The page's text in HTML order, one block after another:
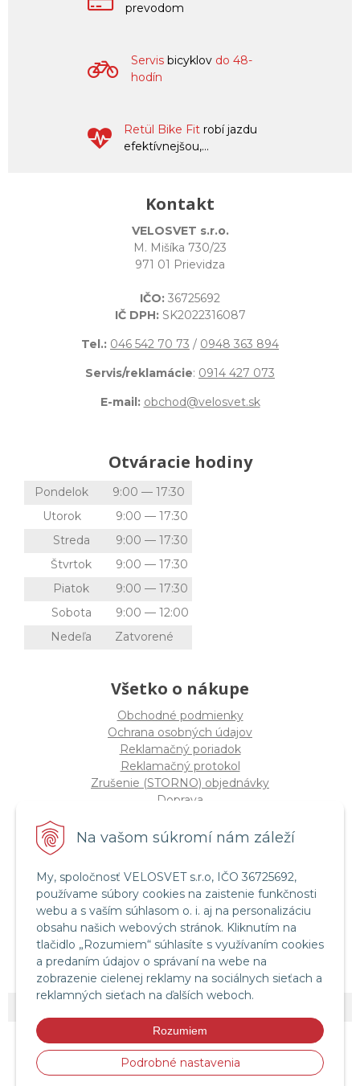
Na vašom súkromí nám záleží
My, spoločnosť VELOSVET s.r.o, IČO 36725692,
používame súbory cookies na zaistenie funkčnosti
webu a s vaším súhlasom o. i. aj na personalizáciu
obsahu našich webových stránok. Kliknutím na
tlačidlo „Rozumiem“ súhlasíte s využívaním cookies
a predaním údajov o správaní na webe na
zobrazenie cielenej reklamy na sociálnych sieťach a
reklamných sieťach na ďalších weboch.
Rozumiem
Podrobné nastavenia
prevodom
Servis bicyklov do 48-
hodín
Retül Bike Fit robí jazdu
efektívnejšou,...
Kontakt
VELOSVET s.r.o.
M. Mišíka 730/23
971 01 Prievidza
IČO: 36725692
IČ DPH: SK2022316087
Tel.: 046 542 70 73 / 0948 363 894
Servis/reklamácie: 0914 427 073
E-mail: obchod@velosvet.sk
Otváracie hodiny
Pondelok
9:00 — 17:30
Utorok
9:00 — 17:30
Streda
9:00 — 17:30
Štvrtok
9:00 — 17:30
Piatok
9:00 — 17:30
Sobota
9:00 — 12:00
Nedeľa
Zatvorené
Všetko o nákupe
Obchodné podmienky
Ochrana osobných údajov
Reklamačný poriadok
Reklamačný protokol
Zrušenie (STORNO) objednávky
Doprava
Štatút súťaže "Vianoce 2025"
Servis a služby
Servis bicyklov a elektrobicyklov
Retül Bike Fit
Instagram Velosvet
Facebook Velosvet